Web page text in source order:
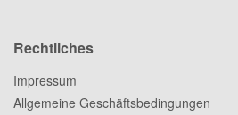
Rechtliches
Impressum
Allgemeine Geschäftsbedingungen